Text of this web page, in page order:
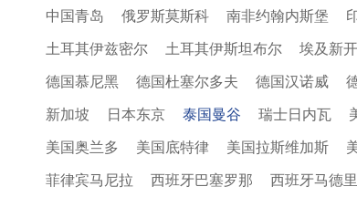
中国青岛 俄罗斯莫斯科 南非约翰内斯堡
土耳其伊兹密尔 土耳其伊斯坦布尔 埃及新
德国慕尼黑 德国杜塞尔多夫 德国汉诺威
新加坡 日本东京 泰国曼谷 瑞士日内瓦
美国奥兰多 美国底特律 美国拉斯维加斯
菲律宾马尼拉 西班牙巴塞罗那 西班牙马德里